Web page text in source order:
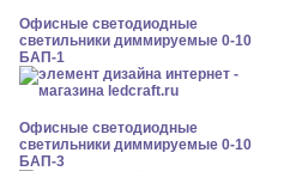
Офисные светодиодные
светильники диммируемые 0-10
БАП-1
Офисные светодиодные
светильники диммируемые 0-10
БАП-3